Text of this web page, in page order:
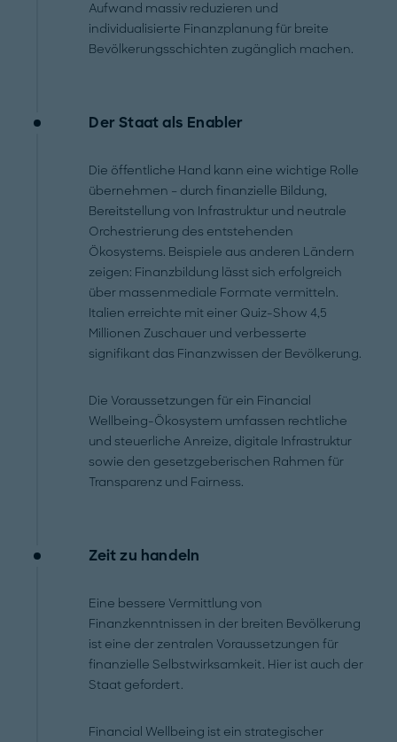
Aufwand massiv reduzieren und
individualisierte Finanzplanung für breite
Bevölkerungsschichten zugänglich machen.
Der Staat als Enabler
Die öffentliche Hand kann eine wichtige Rolle
übernehmen – durch finanzielle Bildung,
Bereitstellung von Infrastruktur und neutrale
Orchestrierung des entstehenden
Ökosystems. Beispiele aus anderen Ländern
zeigen: Finanzbildung lässt sich erfolgreich
über massenmediale Formate vermitteln.
Italien erreichte mit einer Quiz-Show 4,5
Millionen Zuschauer und verbesserte
signifikant das Finanzwissen der Bevölkerung.
Die Voraussetzungen für ein Financial
Wellbeing-Ökosystem umfassen rechtliche
und steuerliche Anreize, digitale Infrastruktur
sowie den gesetzgeberischen Rahmen für
Transparenz und Fairness.
Zeit zu handeln
Eine bessere Vermittlung von
Finanzkenntnissen in der breiten Bevölkerung
ist eine der zentralen Voraussetzungen für
finanzielle Selbstwirksamkeit. Hier ist auch der
Staat gefordert.
Financial Wellbeing ist ein strategischer